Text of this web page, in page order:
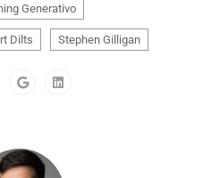
Generativo
Dilts Stephen Gilligan